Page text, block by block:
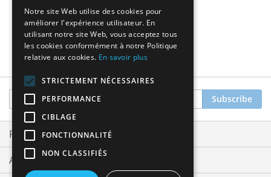
Sign
Up
for
Our
Newsletter:
Subscribe
Privacy and Cookie Policy
Advanced Search
Notre site Web utilise des cookies pour
améliorer l'expérience utilisateur. En
utilisant notre site Web, vous acceptez tous
les cookies conformément à notre Politique
relative aux cookies. En savoir plus
STRICTEMENT NÉCESSAIRES
PERFORMANCE
CIBLAGE
FONCTIONNALITÉ
NON CLASSIFIÉS